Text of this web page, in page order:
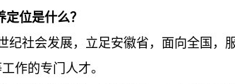
位是什么？
纪社会发展，立足安徽省，面向全国，
作的专门人才。